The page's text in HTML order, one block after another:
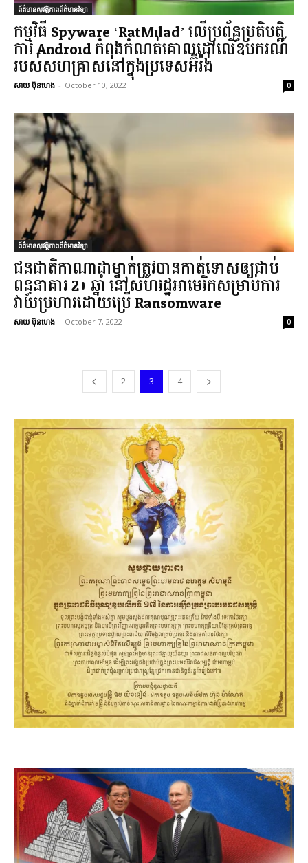
ព័ត៌មានសុវត្ថិភាពព័ត៌មានវិទ្យា
កម្មវិធី Spyware ‘RatMilad’ លើប្រព័ន្ធប្រតិបត្តិ
ការ Android កំពុងកំណត់គោលដៅលើឧបករណ៍
របស់សហគ្រាសនៅក្នុងប្រទេសអ៊ីរ៉ង់
សាយ ប៊ុនហេង - October 10, 2022 0
ព័ត៌មានសុវត្ថិភាពព័ត៌មានវិទ្យា
ជនជាតិកាណាដាម្នាក់ត្រូវបានកាត់ទោសឲ្យជាប់
ពន្ធនាគារ 20 ឆ្នាំ នៅសហរដ្ឋអាមេរិកសម្រាប់ការ
វាយប្រហារដោយប្រើ Ransomware
សាយ ប៊ុនហេង - October 7, 2022 0
2 3 4